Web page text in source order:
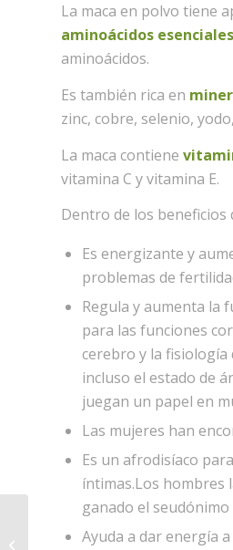
La maca en polvo tiene
aminoácidos esenciales
aminoácidos.
Es también rica en
zinc, cobre, selenio,
La maca contiene
vitamina C y vitamina E.
Dentro de los
Es energizante y
problemas de
Regula y aumenta la
para las funciones
cerebro y la fisiología
incluso el estado de
juegan un papel en
Las mujeres han
Es un afrodisíaco
íntimas.Los hombres
ganado el
Ayuda a dar energía
Importancia de la Autodisciplina